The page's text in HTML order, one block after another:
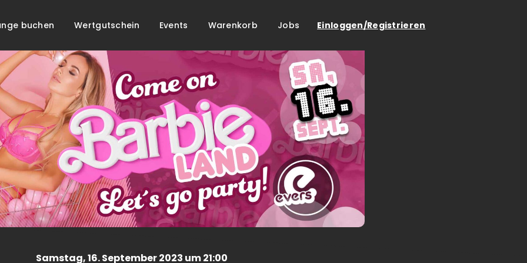
Einloggen/Registrieren
buchen Wertgutschein Events Warenkorb Jobs
Samstag, 16. September 2023 um 21:00